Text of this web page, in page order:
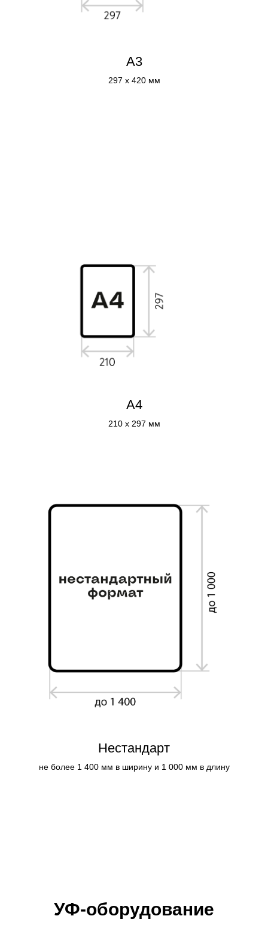
А3
297 x 420 мм
А4
210 x 297 мм
Нестандарт
не более 1 400 мм в ширину и 1 000 мм в длину
УФ-оборудование